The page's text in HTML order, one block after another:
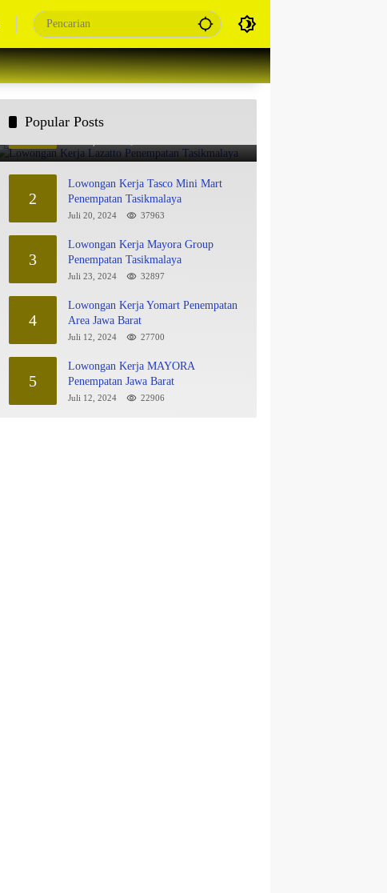
Popular Posts
1
Tasikmalaya
2
Lowongan Kerja Tasco Mini Mart
Penempatan Tasikmalaya
Juli 20, 2024 37963
3
Lowongan Kerja Mayora Group
Penempatan Tasikmalaya
Juli 23, 2024 32897
4
Lowongan Kerja Yomart Penempatan
Area Jawa Barat
Juli 12, 2024 27700
5
Lowongan Kerja MAYORA
Penempatan Jawa Barat
Juli 12, 2024 22906